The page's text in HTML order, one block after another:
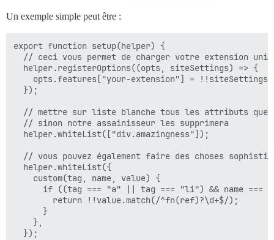
Un exemple simple peut être :
export function setup(helper) {
// ceci vous permet de charger votre extension
  helper.registerOptions((opts, siteSettings) => {
opts.features["your-extension"] =
  });
// mettre sur liste blanche tous les attributs que
  // sinon notre assainisseur les supprimera
  helper.whiteList(["div.amazingness"]);
// vous pouvez également faire des choses
  helper.whiteList({
    custom(tag, name, value) {
if ((tag === "a" || tag === "li") && name ===
        return !!value.match(/^fn(ref)?\d+$/);
      }
    },
  });